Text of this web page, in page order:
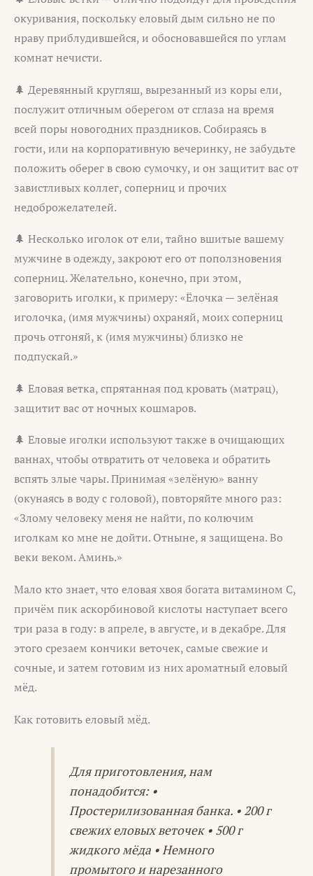
окуривания, поскольку еловый дым сильно не по
нраву приблудившейся, и обосновавшейся по углам
комнат нечисти.
🌲 Деревянный кругляш, вырезанный из коры ели,
послужит отличным оберегом от сглаза на время
всей поры новогодних праздников. Собираясь в
гости, или на корпоративную вечеринку, не забудьте
положить оберег в свою сумочку, и он защитит вас от
завистливых коллег, соперниц и прочих
недоброжелателей.
🌲 Несколько иголок от ели, тайно вшитые вашему
мужчине в одежду, закроют его от поползновения
соперниц. Желательно, конечно, при этом,
заговорить иголки, к примеру: «Ёлочка — зелёная
иголочка, (имя мужчины) охраняй, моих соперниц
прочь отгоняй, к (имя мужчины) близко не
подпускай.»
🌲 Еловая ветка, спрятанная под кровать (матрац),
защитит вас от ночных кошмаров.
🌲 Еловые иголки используют также в очищающих
ваннах, чтобы отвратить от человека и обратить
вспять злые чары. Принимая «зелёную» ванну
(окунаясь в воду с головой), повторяйте много раз:
«Злому человеку меня не найти, по колючим
иголкам ко мне не дойти. Отныне, я защищена. Во
веки веком. Аминь.»
Мало кто знает, что еловая хвоя богата витамином С,
причём пик аскорбиновой кислоты наступает всего
три раза в году: в апреле, в августе, и в декабре. Для
этого срезаем кончики веточек, самые свежие и
сочные, и затем готовим из них ароматный еловый
мёд.
Как готовить еловый мёд.
Для приготовления, нам
понадобится: •
Простерилизованная банка. • 200 г
свежих еловых веточек • 500 г
жидкого мёда • Немного
промытого и нарезанного